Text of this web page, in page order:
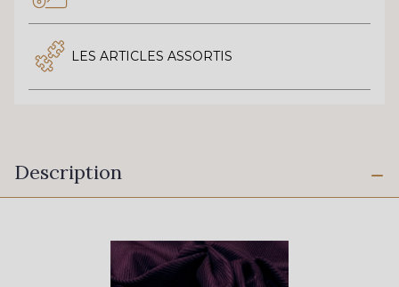
LES ARTICLES ASSORTIS
Description